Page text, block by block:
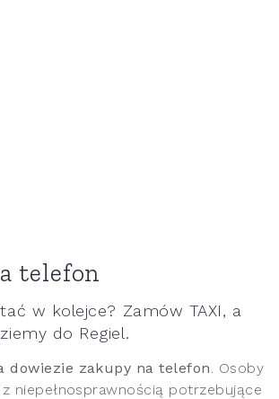
telefon
w kolejce? Zamów TAXI, a
do Regiel.
dowiezie zakupy na telefon . Osoby
niepełnosprawnością potrzebujące